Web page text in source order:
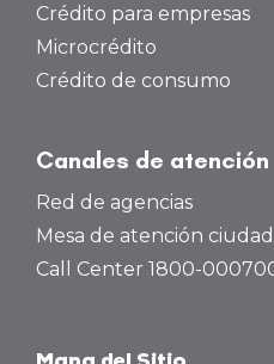
Crédito para empresas
Microcrédito
Crédito de consumo
Canales de atención
Red de agencias
Mesa de atención
Call Center 1800-